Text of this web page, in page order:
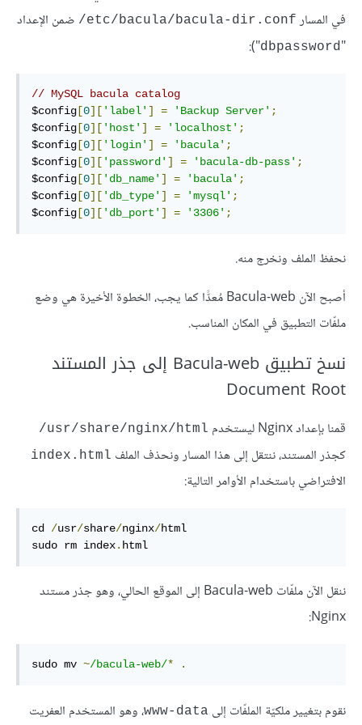
في المسار etc/bacula/bacula-dir.conf/
ضمن الإعداد
"
dbpassword
"):
// MySQL bacula catalog
$config[0][ 'label' ] = 'Backup Server' ;
$config[0][ 'host' ] = 'localhost' ;
$config[0][ 'login' ] = 'bacula' ;
$config[0][ 'password' ] = 'bacula-db-pass' ;
$config[0][ 'db_name' ] = 'bacula' ;
$config[0][ 'db_type' ] = 'mysql' ;
$config[0][ 'db_port' ] = '3306' ;
نحفظ الملف ونخرج منه.
أصبح الآن Bacula-web مُعدًّا كما يجب، الخطوة الأخيرة هي وضع
ملفّات التطبيق في المكان المناسب.
نسخ تطبيق Bacula-web إلى جذر المستند
Document Root
قمنا بإعداد Nginx ليستخدم usr/share/nginx/html/
كجذر المستند، ننتقل إلى هذا المسار ونحذف الملف index.html
الافتراضي باستخدام الأوامر التالية:
cd /usr/share/nginx/html
sudo rm index. html
ننقل الآن ملفّات Bacula-web إلى الموقع الحالي، وهو جذر مستند
Nginx:
sudo mv ~/bacula-web/* .
نقوم بتغيير ملكيّة الملفّات إلى www-data، وهو المستخدم العفريت